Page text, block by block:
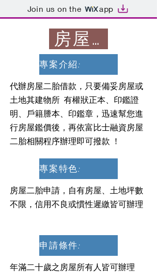
Join us on the app
專案介紹:
房屋二胎
代辦房屋二胎借款，只要備妥房屋或
土地其建物所 有權狀正本、印鑑證
明、戶籍謄本、印鑑章，迅速幫您進
行房屋鑑價後，再依富比士融資房屋
二胎相關程序辦理即可撥款 ！
專案特色:
房屋二胎申請，自有房屋、土地坪數
不限，信用不良或慣性遲繳皆可辦理
申請條件:
年滿二十歲之房屋所有人皆可辦理